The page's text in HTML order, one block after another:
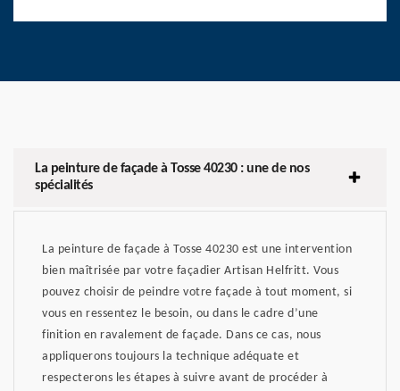
La peinture de façade à Tosse 40230 : une de nos
spécialités
La peinture de façade à Tosse 40230 est une intervention
bien maîtrisée par votre façadier Artisan Helfritt. Vous
pouvez choisir de peindre votre façade à tout moment, si
vous en ressentez le besoin, ou dans le cadre d’une
finition en ravalement de façade. Dans ce cas, nous
appliquerons toujours la technique adéquate et
respecterons les étapes à suivre avant de procéder à